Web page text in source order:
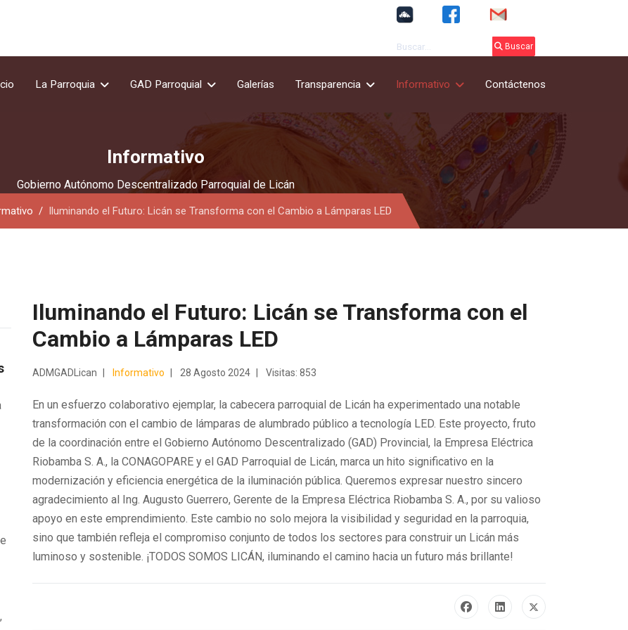
Buscar
La Parroquia GAD Parroquial Galerías Transparencia Informativo Contáctenos
Informativo
Gobierno Autónomo Descentralizado Parroquial de Licán
Iluminando el Futuro: Licán se Transforma con el Cambio a Lámparas LED
Iluminando el Futuro: Licán se Transforma con el
Cambio a Lámparas LED
ADMGADLican Informativo 28 Agosto 2024 Visitas: 853
En un esfuerzo colaborativo ejemplar, la cabecera parroquial de Licán ha experimentado una notable
transformación con el cambio de lámparas de alumbrado público a tecnología LED. Este proyecto, fruto
de la coordinación entre el Gobierno Autónomo Descentralizado (GAD) Provincial, la Empresa Eléctrica
Riobamba S. A., la CONAGOPARE y el GAD Parroquial de Licán, marca un hito significativo en la
modernización y eficiencia energética de la iluminación pública. Queremos expresar nuestro sincero
agradecimiento al Ing. Augusto Guerrero, Gerente de la Empresa Eléctrica Riobamba S. A., por su valioso
apoyo en este emprendimiento. Este cambio no solo mejora la visibilidad y seguridad en la parroquia,
sino que también refleja el compromiso conjunto de todos los sectores para construir un Licán más
luminoso y sostenible. ¡TODOS SOMOS LICÁN, iluminando el camino hacia un futuro más brillante!